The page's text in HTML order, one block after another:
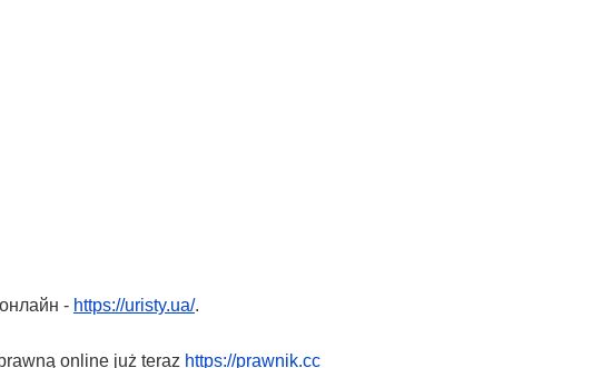
- https://uristy.ua/.
online już teraz https://prawnik.cc